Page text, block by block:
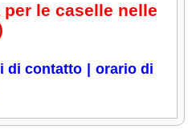
Clicca per ingrandire Clicca per ingrandire
le caselle nelle
di contatto
orario di